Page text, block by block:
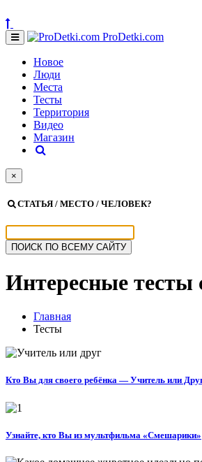
ProDetki.com
Новое
Люди
Места
Тесты
Территория
Видео
Магазин
×
СТАТЬЯ / МЕСТО / ЧЕЛОВЕК?
Интересные тесты
Главная
Тесты
Кто Вы для своего ребёнка — Учитель или
Узнайте, кто Вы из мультфильма «Смешарики»